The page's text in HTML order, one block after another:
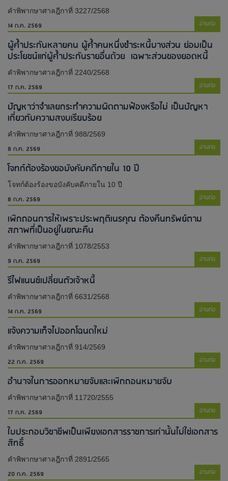
คำพิพากษาศาลฎีกาที่ 3227/2568
14 ก.ค. 2569 อ่านต่อ
ผู้ค้ำประกันหลายคน ผู้ค้ำคนหนึ่งชำระหนี้บางส่วน ย่อมเป็น
ประโยชน์แก่ผู้ค้ำประกันรายอื่นด้วย เฉพาะส่วนของยอดหนี้
คำพิพากษาศาลฎีกาที่ 2240/2568
17 ก.ค. 2569 อ่านต่อ
ปัญหาว่าจำเลยกระทำความผิดตามฟ้องหรือไม่ เป็นปัญหา
เกี่ยวกับความสงบเรียบร้อย
คำพิพากษาศาลฎีกาที่ 988/2569
8 ก.ค. 2569 อ่านต่อ
โจทก์ต้องร้องขอบังคับคดีภายใน 10 ปี
โจทก์ต้องร้องขอบังคับคดีภายใน 10 ปี
8 ก.ค. 2569 อ่านต่อ
เพิกถอนการให้เพราะประพฤติเนรคุณ ต้องคืนทรัพย์ตาม
สภาพที่เป็นอยู่ในขณะคืน
คำพิพากษาศาลฎีกาที่ 1078/2553
9 ก.ค. 2569 อ่านต่อ
รีไฟแนนซ์เปลี่ยนตัวเจ้าหนี้
คำพิพากษาศาลฎีกาที่ 6631/2568
14 ก.ค. 2569 อ่านต่อ
แจ้งความเท็จไปออกโฉนดใหม่​
คำพิพากษาศาลฎีกาที่ 914/2569
22 ก.ค. 2569 อ่านต่อ
อำนาจในการออกหมายจับและเพิกถอนหมายจับ
คำพิพากษาศาลฎีกาที่ 11720/2555
17 ก.ค. 2569 อ่านต่อ
ใบประกอบวิชาชีพเป็นเพียงเอกสารราชการเท่านั้นไม่ใช่เอกสาร
สิทธิ์​
คำพิพากษาศาลฎีกาที่ 2891/2565
20 ก.ค. 2569 อ่านต่อ